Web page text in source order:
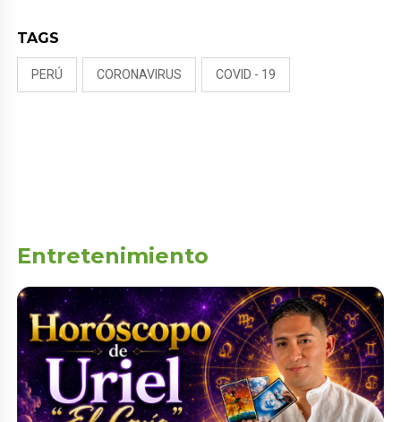
TAGS
PERÚ CORONAVIRUS COVID - 19
Entretenimiento